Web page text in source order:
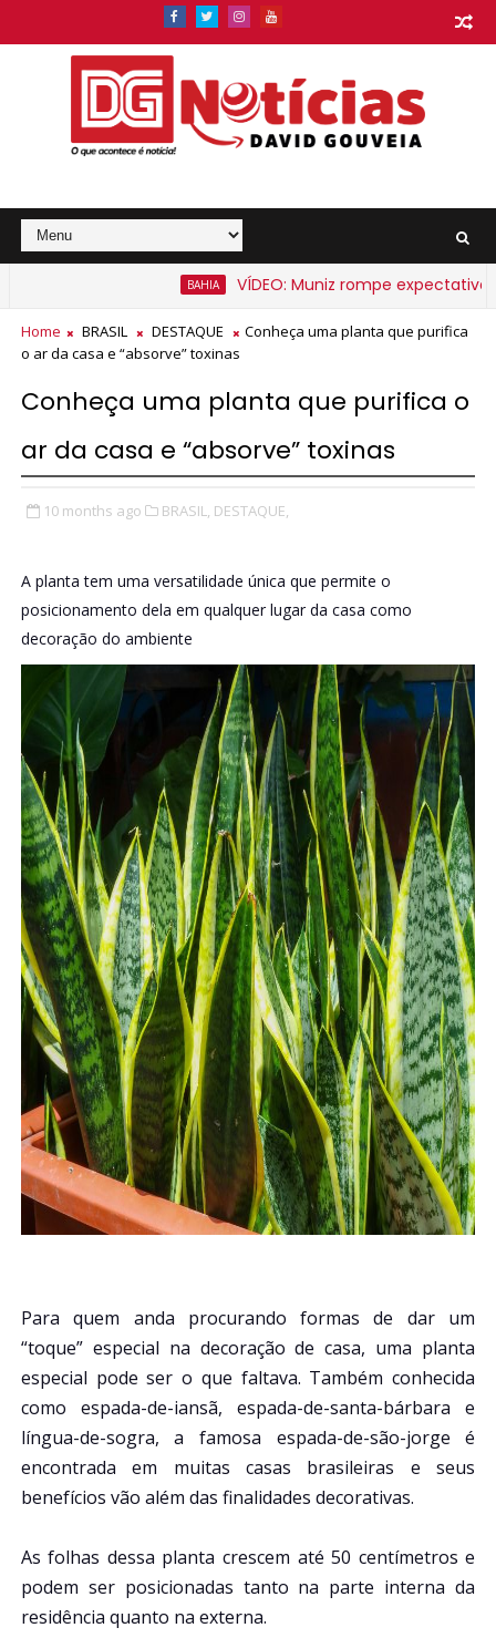
VÍDEO: Muniz rompe expectativa e
Bahia a partir de segunda-feira
Home BRASIL DESTAQUE
Conheça uma planta que purifica
o ar da casa e “absorve” toxinas
Conheça uma planta que purifica o
ar da casa e “absorve” toxinas
10 months ago BRASIL, DESTAQUE,
A planta tem uma versatilidade única que permite o
posicionamento dela em qualquer lugar da casa como
decoração do ambiente
Para quem anda procurando formas de dar um
“toque” especial na decoração de casa, uma planta
especial pode ser o que faltava. Também conhecida
como espada-de-iansã, espada-de-santa-bárbara e
língua-de-sogra, a famosa espada-de-são-jorge é
encontrada em muitas casas brasileiras e seus
benefícios vão além das finalidades decorativas.
As folhas dessa planta crescem até 50 centímetros e
podem ser posicionadas tanto na parte interna da
residência quanto na externa.